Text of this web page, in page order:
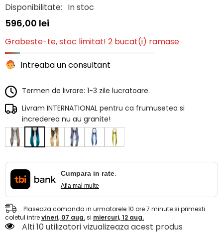
Disponibilitate: In stoc
596,00 lei
Grabeste-te, stoc limitat! 2 bucat(i) ramase
Intreaba un consultant
Termen de livrare: 1-3 zile lucratoare.
Livram INTERNATIONAL pentru ca frumusetea si
increderea nu au granite!
Cumpara in rate.
Afla mai multe
Plaseaza comanda in urmatorele10 ore7 minutesi primesti
coletul intrevineri, 07 aug.si miercuri, 12 aug.
Alti 10 utilizatori vizualizeaza acest produs